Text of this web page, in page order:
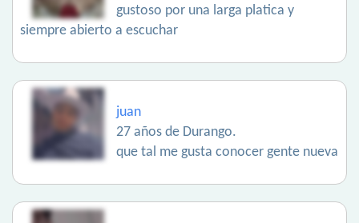
gustoso por una larga platica y
siempre abierto a escuchar
juan
27 años de Durango.
que tal me gusta conocer gente nueva